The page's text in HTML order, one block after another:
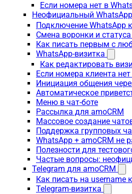
Если номера нет в
Неофициальный
Подключение WhatsApp
Смена воронки и
Как писать первым с
WhatsApp-визитка
Как редактировать
Если номера клиента
Инициация общения
Автоматическое
Меню в чат-боте
Рассылка для amoCRM
Массовое создание
Поддержка групповых
WhatsApp + amoCRM не
Полезности для
Частые вопросы:
Telegram для amoCRM
Как писать на username
Telegram-визитка